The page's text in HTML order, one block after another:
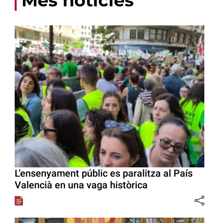
L’ensenyament públic es paralitza al País
Valencià en una vaga històrica